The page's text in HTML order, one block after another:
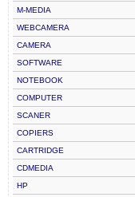
M-MEDIA
WEBCAMERA
CAMERA
SOFTWARE
NOTEBOOK
COMPUTER
SCANER
COPIERS
CARTRIDGE
CDMEDIA
HP